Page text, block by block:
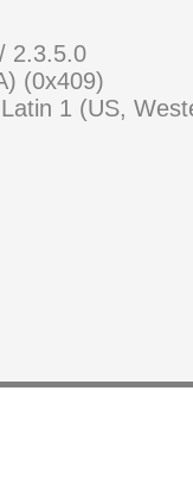
2.3.5.0
(0x409)
1 (US,